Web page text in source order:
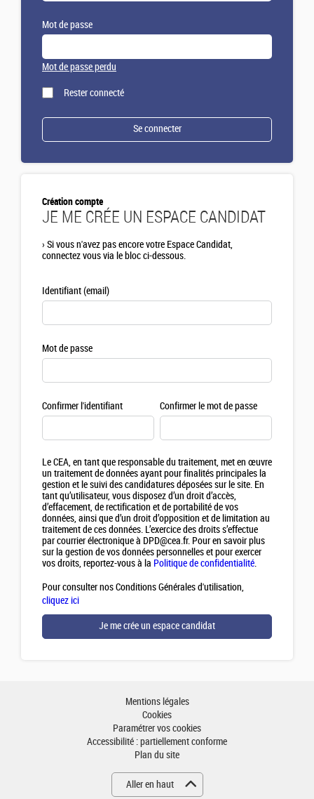
Mot de passe
Rester connecté
Mot de passe perdu
JE ME CRÉE UN ESPACE CANDIDAT
› Si vous n'avez pas encore votre Espace Candidat,
connectez vous via le bloc ci-dessous.
Création compte
Identifiant (email)
Mot de passe
Confirmer l'identifiant Confirmer le mot de passe
Le CEA, en tant que responsable du traitement, met en œuvre
un traitement de données ayant pour finalités principales la
gestion et le suivi des candidatures déposées sur le site. En
tant qu’utilisateur, vous disposez d’un droit d’accès,
d’effacement, de rectification et de portabilité de vos
données, ainsi que d’un droit d’opposition et de limitation au
traitement de ces données. L’exercice des droits s’effectue
par courrier électronique à DPD@cea.fr. Pour en savoir plus
sur la gestion de vos données personnelles et pour exercer
vos droits, reportez-vous à la Politique de confidentialité.
Pour consulter nos Conditions Générales d'utilisation,
cliquez ici
Mentions légales
Cookies
Paramétrer vos cookies
Accessibilité : partiellement conforme
Plan du site
Aller en haut